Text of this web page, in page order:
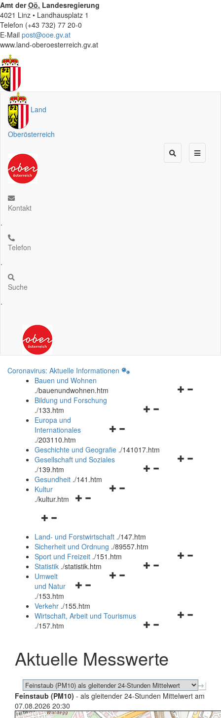
Amt derOö. Landesregierung
4021 Linz • Landhausplatz 1
Telefon (+43 732) 77 20-0
E-Mail post@ooe.gv.at
www.land-oberoesterreich.gv.at
Land
Oberösterreich
Kontakt
.
Telefon
.
Suche
.
Coronavirus: Aktuelle Informationen
Bauen und Wohnen
./bauenundwohnen.htm
Navigationsmenü
Bildung und Forschung
./133.htm
Navigationsmenü
und
schließen
Europa und
Internationales
./203110.htm
Geschichte und Geografie ./141017.htm
Navigationsmenü
Gesellschaft und Soziales
./139.htm
Navigationsmenü
Gesundheit ./141.htm
Navigationsmenü
Kultur
./kultur.htm
Navigationsmenü
und
schließen
Land- und Forstwirtschaft ./147.htm
Sicherheit und Ordnung ./89557.htm
Navigationsmenü
Sport und Freizeit ./151.htm
Navigationsmenü
Statistik ./statistik.htm
Navigationsmenü
und
schließen
Umwelt
und Natur
./153.htm
Verkehr ./155.htm
Navigationsmenü
schließen
Wirtschaft, Arbeit und Tourismus
./157.htm
Aktuelle Messwerte
Feinstaub (PM10) - als gleitender 24-Stunden Mittelwert am
07.08.2026 20:30